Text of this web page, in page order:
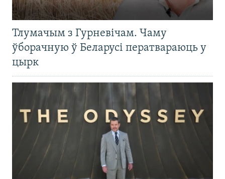
Тлумачым з Гурневічам. Чаму
ўборачную ў Беларусі ператвараюць у
цырк